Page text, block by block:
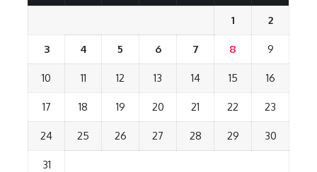
1 2
3 4 5 6 7 8 9
10 11 12 13 14 15 16
17 18 19 20 21 22 23
24 25 26 27 28 29 30
31